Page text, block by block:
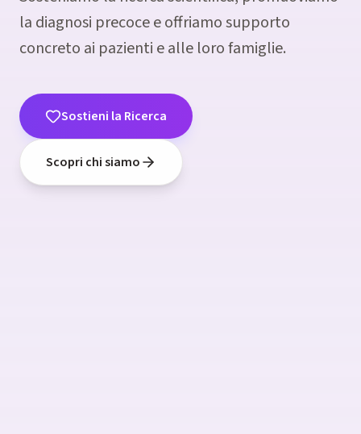
la diagnosi precoce e offriamo supporto
concreto ai pazienti e alle loro famiglie.
Sostieni la Ricerca
Scopri chi siamo
La speranza inizia dalla
ricerca